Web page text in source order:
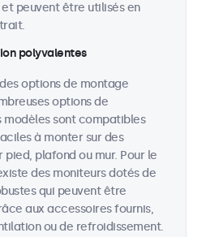
peuvent être utilisés en
polyvalentes
options de montage
options de
modèles sont compatibles
à monter sur des
pied, plafond ou mur. Pour le
des moniteurs dotés de
qui peuvent être
aux accessoires fournis,
ou de refroidissement.